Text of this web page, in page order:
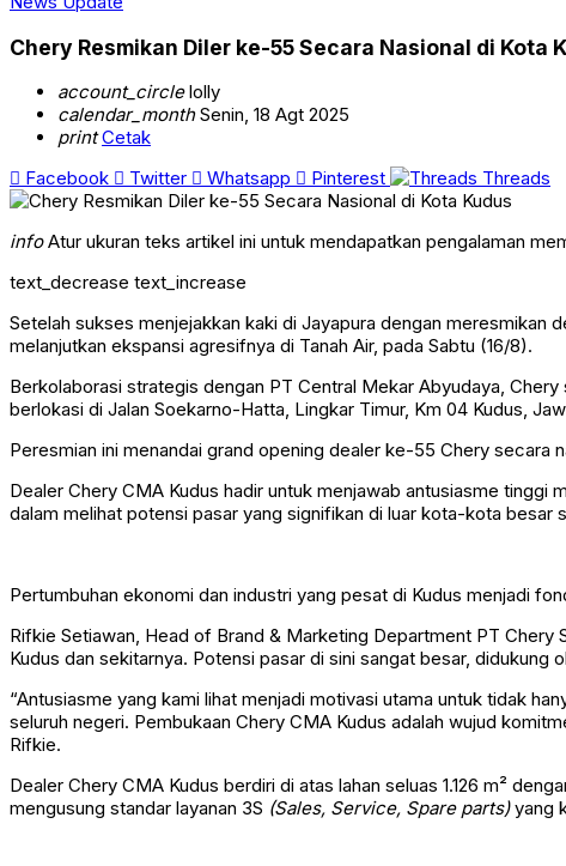
Chery Resmikan Diler ke-55 Secara Nasional di Kota
account_circlelolly
calendar_monthSenin, 18 Agt 2025
print Cetak
Facebook
Twitter Whatsapp Pinterest Threads
infoAtur ukuran teks artikel ini untuk mendapatkan pengalaman
text_decrease text_increase
Setelah sukses menjejakkan kaki di Jayapura dengan meresmikan
melanjutkan ekspansi agresifnya di Tanah Air, pada Sabtu (16/8).
Berkolaborasi strategis dengan PT Central Mekar Abyudaya,
berlokasi di Jalan Soekarno-Hatta, Lingkar Timur, Km 04 Kudus,
Peresmian ini menandai grand opening dealer ke-55 Chery secara
Dealer Chery CMA Kudus hadir untuk menjawab antusiasme tinggi
dalam melihat potensi pasar yang signifikan di luar kota-kota besar
Pertumbuhan ekonomi dan industri yang pesat di Kudus menjadi
Rifkie Setiawan, Head of Brand & Marketing Department PT
Kudus dan sekitarnya. Potensi pasar di sini sangat besar, didukung
“Antusiasme yang kami lihat menjadi motivasi utama untuk tidak
seluruh negeri. Pembukaan Chery CMA Kudus adalah wujud
Rifkie.
Dealer Chery CMA Kudus berdiri di atas lahan seluas 1.126 m²
mengusung standar layanan 3S (Sales, Service, Spare parts)yang